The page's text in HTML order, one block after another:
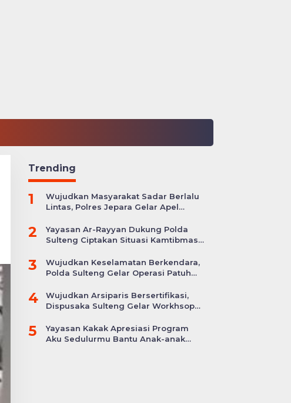
Trending
1
Wujudkan Masyarakat Sadar Berlalu
Lintas, Polres Jepara Gelar Apel
2
Yayasan Ar-Rayyan Dukung Polda
Sulteng Ciptakan Situasi Kamtibmas
3
Wujudkan Keselamatan Berkendara,
Polda Sulteng Gelar Operasi Patuh
4
Wujudkan Arsiparis Bersertifikasi,
Dispusaka Sulteng Gelar Workhsop
5
Yayasan Kakak Apresiasi Program
Aku Sedulurmu Bantu Anak-anak